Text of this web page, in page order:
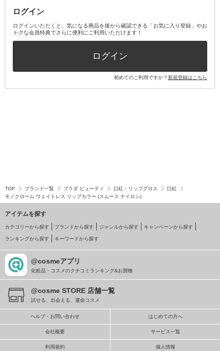
その他オーラルケア
ボディケアキット
その他キット・セット
ログイン
ログインいただくと、気になる商品を後から確認できる「お気に入り登録」やお
トクな会員特典でさらに便利にご利用いただけます！
ログイン
初めてのご利用ですか？新規登録はこちら
TOP ブランド一覧 プラダ ビューティ 口紅・リップグロス
口紅
モノクローム ウェイトレス リップカラー (スムース ナイロン)
アイテムを探す
カテゴリーから探す ブランドから探す ジャンルから探す キャンペーンから探す
ランキングから探す キーワードから探す
@cosmeアプリ
化粧品・コスメのクチコミランキング&お買物
@cosme STORE 店舗一覧
試せる、出会える、運命コスメ
ヘルプ・お問い合わせ はじめての方へ
会社概要 サービス一覧
利用規約 個人情報